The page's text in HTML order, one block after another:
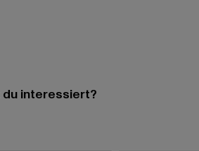
interessiert?